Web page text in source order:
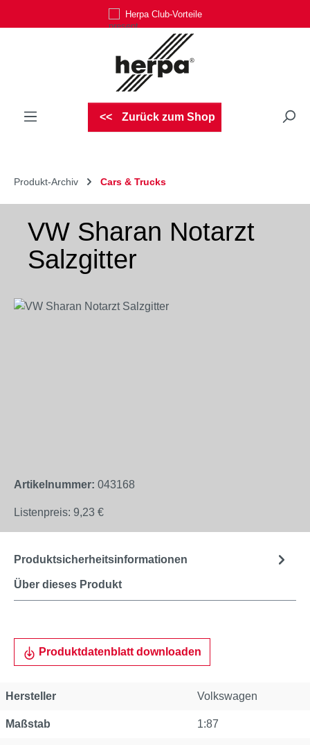
Zum Hauptinhalt springenHerpa Club-Vorteile
Zurück zum Shop
Produkt-Archiv Cars & Trucks
VW Sharan Notarzt
Salzgitter
Bildergalerie überspringen
Artikelnummer: 043168
Listenpreis: 9,23 €
Über dieses Produkt
Produktsicherheitsinformationen
Produktdatenblatt downloaden
Hersteller Volkswagen
Maßstab 1:87